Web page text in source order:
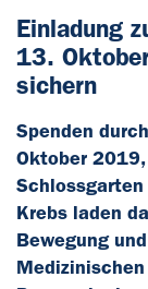
Einladung
13.
sichern
Spenden
Oktober
Krebs laden
Bewegung